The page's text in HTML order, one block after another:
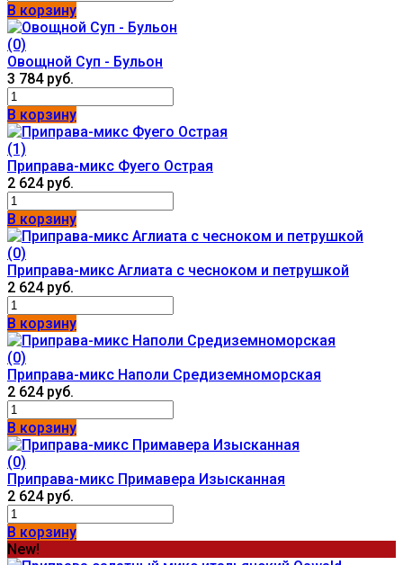
В корзину
(0)
Овощной Суп - Бульон
3 784 руб.
В корзину
(1)
Приправа-микс Фуего Острая
2 624 руб.
В корзину
(0)
Приправа-микс Аглиата с чесноком и петрушкой
2 624 руб.
В корзину
(0)
Приправа-микс Наполи Средиземноморская
2 624 руб.
В корзину
(0)
Приправа-микс Примавера Изысканная
2 624 руб.
В корзину
New!